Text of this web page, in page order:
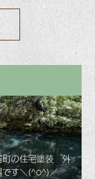
町の住宅塗装 外
です＼(^o^)／